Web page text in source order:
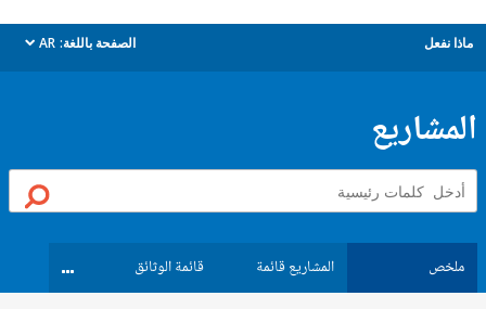
ماذا نفعل الصفحة باللغة: AR
dropdown
المشاريع
ملخص المشاريع قائمة قائمة الوثائق